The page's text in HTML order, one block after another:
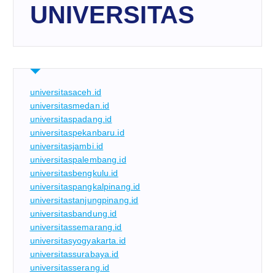
UNIVERSITAS
universitasaceh.id
universitasmedan.id
universitaspadang.id
universitaspekanbaru.id
universitasjambi.id
universitaspalembang.id
universitasbengkulu.id
universitaspangkalpinang.id
universitastanjungpinang.id
universitasbandung.id
universitassemarang.id
universitasyogyakarta.id
universitassurabaya.id
universitasserang.id